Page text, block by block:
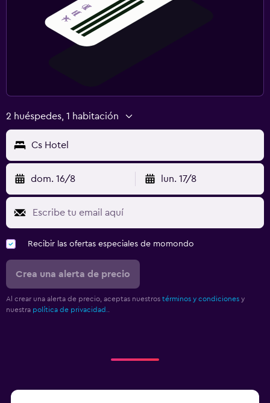
2 huéspedes, 1 habitación
Cs Hotel
dom. 16/8 lun. 17/8
Recibir las ofertas especiales de momondo
Crea una alerta de precio
Al crear una alerta de precio, aceptas nuestros términos y condiciones y
nuestra política de privacidad.